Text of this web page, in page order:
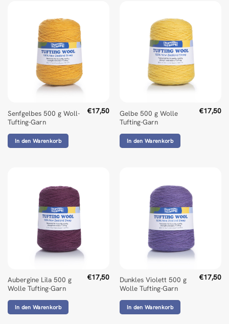
Senfgelbes 500 g Woll-
Tufting-Garn
€17,50
In den Warenkorb
Gelbe 500 g Wolle
Tufting-Garn
€17,50
In den Warenkorb
Aubergine Lila 500 g
Wolle Tufting-Garn
€17,50
In den Warenkorb
Dunkles Violett 500 g
Wolle Tufting-Garn
€17,50
In den Warenkorb